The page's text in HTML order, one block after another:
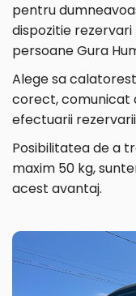
pentru
dispozitie
persoane Gura
Alege sa
corect, comunicat
efectuarii
Posibilitatea de a
maxim 50 kg,
acest avantaj.